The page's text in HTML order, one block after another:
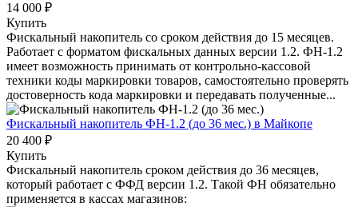
14 000 ₽
Купить
Фискальный накопитель cо сроком действия до 15 месяцев.
Работает с форматом фискальных данных версии 1.2. ФН-1.2
имеет возможность принимать от контрольно-кассовой
техники коды маркировки товаров, самостоятельно проверять
достоверность кода маркировки и передавать полученные...
Фискальный накопитель ФН-1.2 (до 36 мес.) в Майкопе
20 400 ₽
Купить
Фискальный накопитель сроком действия до 36 месяцев,
который работает с ФФД версии 1.2. Такой ФН обязательно
применяется в кассах магазинов: